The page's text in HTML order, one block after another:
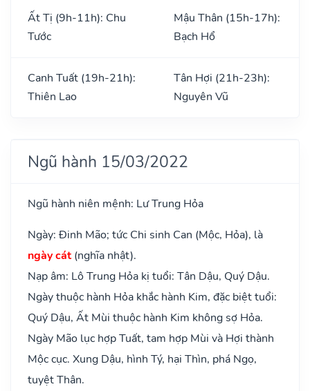
Ất Tị (9h-11h): Chu
Tước
Mậu Thân (15h-17h):
Bạch Hổ
Canh Tuất (19h-21h):
Thiên Lao
Tân Hợi (21h-23h):
Nguyên Vũ
Ngũ hành 15/03/2022
Ngũ hành niên mệnh: Lư Trung Hỏa
Ngày: Đinh Mão; tức Chi sinh Can (Mộc, Hỏa), là
ngày cát(nghĩa nhật).
Nạp âm: Lô Trung Hỏa kị tuổi: Tân Dậu, Quý Dậu.
Ngày thuộc hành Hỏa khắc hành Kim, đặc biệt tuổi:
Quý Dậu, Ất Mùi thuộc hành Kim không sợ Hỏa.
Ngày Mão lục hợp Tuất, tam hợp Mùi và Hợi thành
Mộc cục. Xung Dậu, hình Tý, hại Thìn, phá Ngọ,
tuyệt Thân.